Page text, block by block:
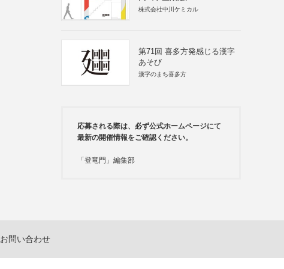
株式会社中川ケミカル
第71回 喜多方発感じる漢字
あそび
漢字のまち喜多方
応募される際は、必ず公式ホームページにて
最新の開催情報をご確認ください。
「登竜門」編集部
お問い合わせ